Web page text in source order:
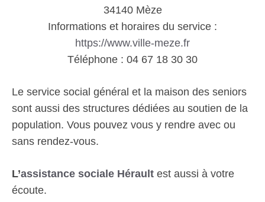
34140 Mèze
Informations et horaires du service :
https://www.ville-meze.fr
Téléphone : 04 67 18 30 30
Le service social général et la maison des seniors
sont aussi des structures dédiées au soutien de la
population. Vous pouvez vous y rendre avec ou
sans rendez-vous.
L’assistance sociale Hérault est aussi à votre
écoute.